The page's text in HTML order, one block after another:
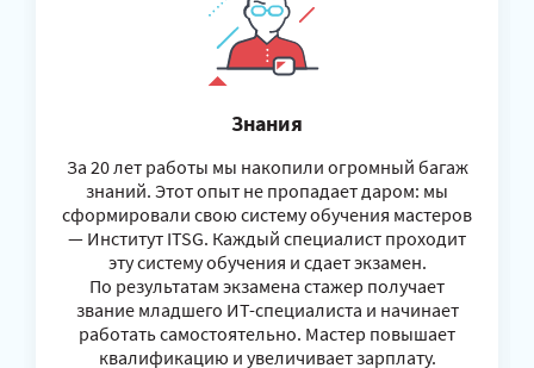
Знания
За 20 лет работы мы накопили огромный багаж
знаний. Этот опыт не пропадает даром: мы
сформировали свою систему обучения мастеров
— Институт ITSG. Каждый специалист проходит
эту систему обучения и сдает экзамен.
По результатам экзамена стажер получает
звание младшего ИТ-специалиста и начинает
работать самостоятельно. Мастер повышает
квалификацию и увеличивает зарплату.